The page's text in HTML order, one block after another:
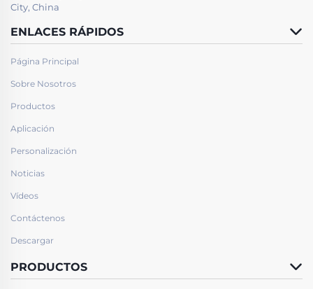
City, China
ENLACES RÁPIDOS
Página Principal
Sobre Nosotros
Productos
Aplicación
Personalización
Noticias
Vídeos
Contáctenos
Descargar
PRODUCTOS